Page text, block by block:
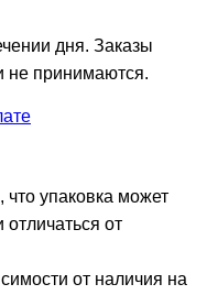
дня. Заказы
не принимаются.
упаковка может
отличаться от
от наличия на